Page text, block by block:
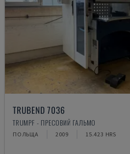
TRUBEND 7036
TRUMPF - ПРЕСОВИЙ ГАЛЬМО
ПОЛЬЩА 2009 15.423 HRS